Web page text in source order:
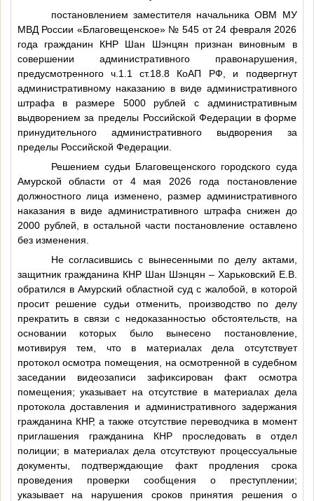
постановлением заместителя начальника ОВМ МУ
МВД России «Благовещенское» № 545 от 24 февраля 2026
года гражданин КНР Шан Шэнцян признан виновным в
совершении административного правонарушения,
предусмотренного ч.1.1 ст.18.8 КоАП РФ, и подвергнут
административному наказанию в виде административного
штрафа в размере 5000 рублей с административным
выдворением за пределы Российской Федерации в форме
принудительного административного выдворения за
пределы Российской Федерации.
Решением судьи Благовещенского городского суда
Амурской области от 4 мая 2026 года постановление
должностного лица изменено, размер административного
наказания в виде административного штрафа снижен до
2000 рублей, в остальной части постановление оставлено
без изменения.
Не согласившись с вынесенными по делу актами,
защитник гражданина КНР Шан Шэнцян – Харьковский Е.В.
обратился в Амурский областной суд с жалобой, в которой
просит решение судьи отменить, производство по делу
прекратить в связи с недоказанностью обстоятельств, на
основании которых было вынесено постановление,
мотивируя тем, что в материалах дела отсутствует
протокол осмотра помещения, на осмотренной в судебном
заседании видеозаписи зафиксирован факт осмотра
помещения; указывает на отсутствие в материалах дела
протокола доставления и административного задержания
гражданина КНР, а также отсутствие переводчика в момент
приглашения гражданина КНР проследовать в отдел
полиции; в материалах дела отсутствуют процессуальные
документы, подтверждающие факт продления срока
проведения проверки сообщения о преступлении;
указывает на нарушения сроков принятия решения о